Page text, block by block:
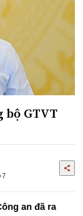
GTVT
an đã ra